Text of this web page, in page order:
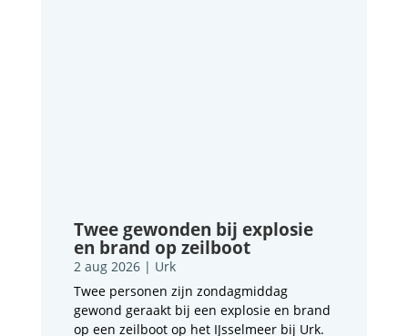
Twee gewonden bij explosie
en brand op zeilboot
2 aug 2026| Urk
Twee personen zijn zondagmiddag
gewond geraakt bij een explosie en brand
op een zeilboot op het IJsselmeer bij Urk.